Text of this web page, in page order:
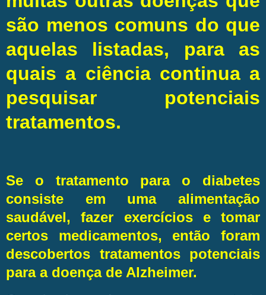
são menos comuns do que
aquelas listadas, para as
quais a ciência continua a
pesquisar potenciais
tratamentos.
Se o tratamento para o diabetes
consiste em uma alimentação
saudável, fazer exercícios e tomar
certos medicamentos, então foram
descobertos tratamentos potenciais
para a doença de Alzheimer.